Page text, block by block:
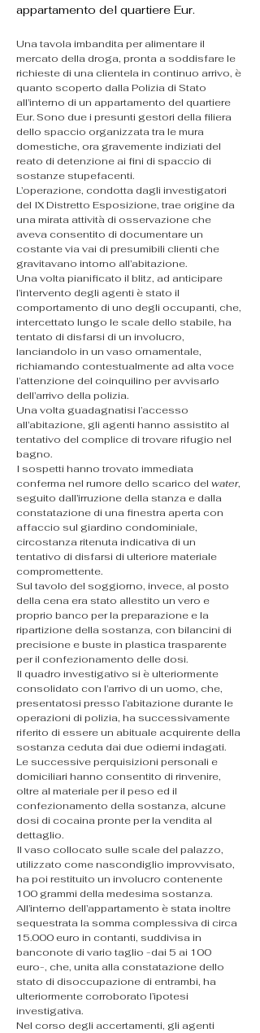
appartamento del quartiere Eur.
Una tavola imbandita per alimentare il
mercato della droga, pronta a soddisfare le
richieste di una clientela in continuo arrivo, è
quanto scoperto dalla Polizia di Stato
all’interno di un appartamento del quartiere
Eur. Sono due i presunti gestori della filiera
dello spaccio organizzata tra le mura
domestiche, ora gravemente indiziati del
reato di detenzione ai fini di spaccio di
sostanze stupefacenti.
L’operazione, condotta dagli investigatori
del IX Distretto Esposizione, trae origine da
una mirata attività di osservazione che
aveva consentito di documentare un
costante via vai di presumibili clienti che
gravitavano intorno all’abitazione.
Una volta pianificato il blitz, ad anticipare
l’intervento degli agenti è stato il
comportamento di uno degli occupanti, che,
intercettato lungo le scale dello stabile, ha
tentato di disfarsi di un involucro,
lanciandolo in un vaso ornamentale,
richiamando contestualmente ad alta voce
l’attenzione del coinquilino per avvisarlo
dell’arrivo della polizia.
Una volta guadagnatisi l’accesso
all’abitazione, gli agenti hanno assistito al
tentativo del complice di trovare rifugio nel
bagno.
I sospetti hanno trovato immediata
conferma nel rumore dello scarico del water,
seguito dall’irruzione della stanza e dalla
constatazione di una finestra aperta con
affaccio sul giardino condominiale,
circostanza ritenuta indicativa di un
tentativo di disfarsi di ulteriore materiale
compromettente.
Sul tavolo del soggiorno, invece, al posto
della cena era stato allestito un vero e
proprio banco per la preparazione e la
ripartizione della sostanza, con bilancini di
precisione e buste in plastica trasparente
per il confezionamento delle dosi.
Il quadro investigativo si è ulteriormente
consolidato con l’arrivo di un uomo, che,
presentatosi presso l’abitazione durante le
operazioni di polizia, ha successivamente
riferito di essere un abituale acquirente della
sostanza ceduta dai due odierni indagati.
Le successive perquisizioni personali e
domiciliari hanno consentito di rinvenire,
oltre al materiale per il peso ed il
confezionamento della sostanza, alcune
dosi di cocaina pronte per la vendita al
dettaglio.
Il vaso collocato sulle scale del palazzo,
utilizzato come nascondiglio improvvisato,
ha poi restituito un involucro contenente
100 grammi della medesima sostanza.
All’interno dell’appartamento è stata inoltre
sequestrata la somma complessiva di circa
15.000 euro in contanti, suddivisa in
banconote di vario taglio -dai 5 ai 100
euro-, che, unita alla constatazione dello
stato di disoccupazione di entrambi, ha
ulteriormente corroborato l’ipotesi
investigativa.
Nel corso degli accertamenti, gli agenti